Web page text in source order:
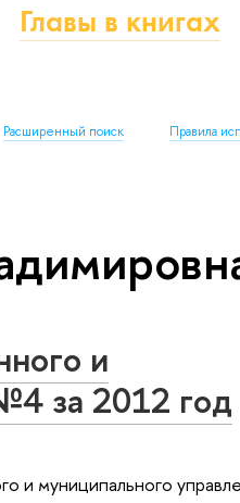
Главы в книгах
Расширенный поиск
Правила
и
за 2012 год
муниципального